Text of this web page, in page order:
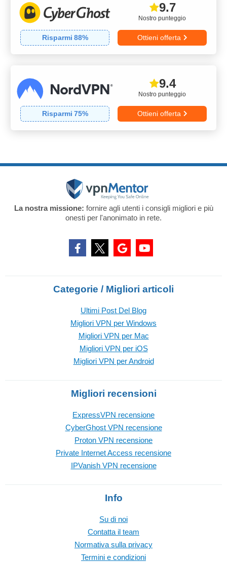
Nostro punteggio
9.7
Risparmi 88% Ottieni offerta
Nostro punteggio
9.4
Risparmi 75% Ottieni offerta
La nostra missione: fornire agli utenti i consigli migliori e più
onesti per l'anonimato in rete.
Categorie / Migliori articoli
Ultimi Post Del Blog
Migliori VPN per Windows
Migliori VPN per Mac
Migliori VPN per iOS
Migliori VPN per Android
Migliori recensioni
ExpressVPN recensione
CyberGhost VPN recensione
Proton VPN recensione
Private Internet Access recensione
IPVanish VPN recensione
Info
Su di noi
Contatta il team
Normativa sulla privacy
Termini e condizioni